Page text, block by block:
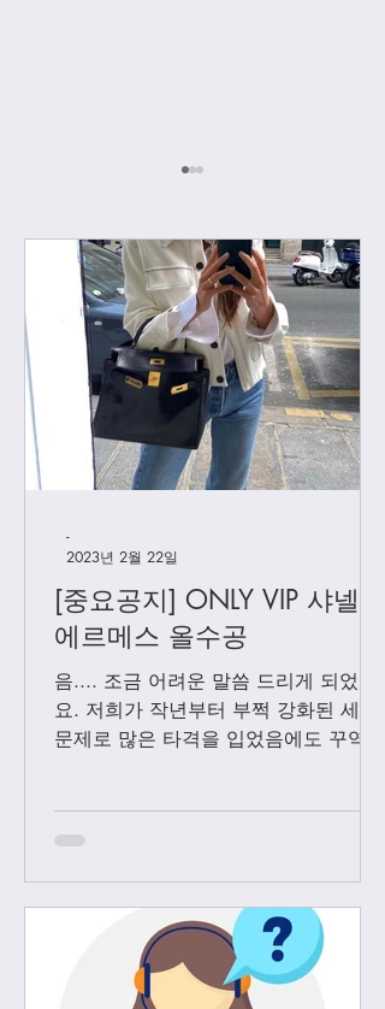
[우버급 프라다] 스몰 백
팩
[중요공지] ONLY VIP 샤넬 +
에르메스 올수공
음.... 조금 어려운 말씀 드리게 되었어
요. 저희가 작년부터 부쩍 강화된 세관
문제로 많은 타격을 입었음에도 꾸역꾸
다. Vip...
-
2023년 2월 22일